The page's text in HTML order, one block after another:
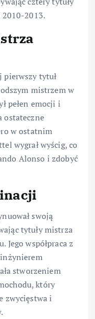
2010-2013.
pierwszy tytuł
mistrzem w
pełen emocji i
ostateczne
w ostatnim
wygrał wyścig, co
Alonso i zdobyć
swoją
tytuły mistrza
Jego współpraca z
inżynierem
stworzeniem
który
zwycięstwa i